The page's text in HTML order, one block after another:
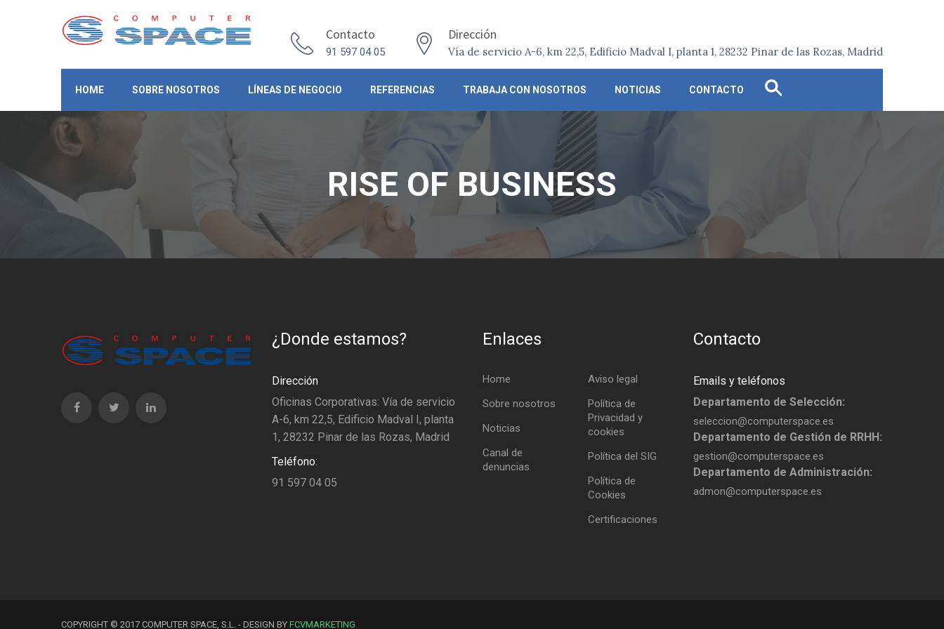
Contacto
91 597 04 05
Dirección
Vía de servicio A-6, km 22,5, Edificio Madval I, planta 1, 28232 Pinar de las Rozas, Madrid
HOME SOBRE NOSOTROS LÍNEAS DE NEGOCIO REFERENCIAS TRABAJA CON NOSOTROS NOTICIAS CONTACTO
Search
RISE OF BUSINESS
¿Donde estamos?
Dirección
Oficinas Corporativas: Vía de servicio
A-6, km 22,5, Edificio Madval I, planta
1, 28232 Pinar de las Rozas, Madrid
Teléfono:
91 597 04 05
Enlaces
Home
Sobre nosotros
Noticias
Canal de
denuncias
Aviso legal
Política de
Privacidad y
cookies
Política del SIG
Política de
Cookies
Certificaciones
Contacto
Emails y teléfonos
Departamento de Selección:
seleccion@computerspace.es
Departamento de Gestión de RRHH:
gestion@computerspace.es
Departamento de Administración:
admon@computerspace.es
COPYRIGHT © 2017 COMPUTER SPACE, S.L. - DESIGN BY FCVMARKETING